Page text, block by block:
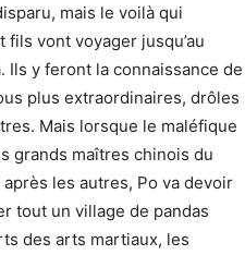
mais le voilà qui
vont voyager jusqu’au
Ils y feront la connaissance de
plus extraordinaires, drôles
Mais lorsque le maléfique
grands maîtres chinois du
les autres, Po va devoir
tout un village de pandas
des arts martiaux, les